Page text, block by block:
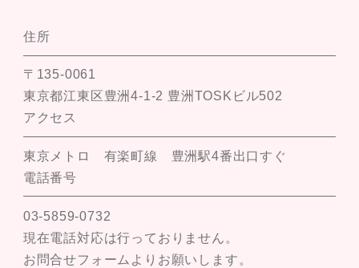
住所
〒135-0061
東京都江東区豊洲4-1-2 豊洲TOSKビル502
アクセス
東京メトロ 有楽町線 豊洲駅4番出口すぐ
電話番号
03-5859-0732
現在電話対応は行っておりません。
お問合せフォームよりお願いします。